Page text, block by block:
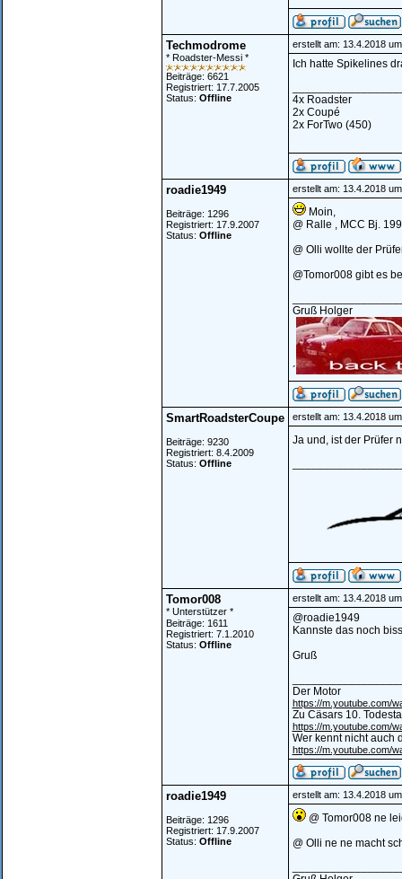
Techmodrome
* Roadster-Messi *
Beiträge: 6621
Registriert: 17.7.2005
Status: Offline
erstellt am: 13.4.2018
Ich hatte Spikelines
4x Roadster
2x Coupé
2x ForTwo (450)
roadie1949
Beiträge: 1296
Registriert: 17.9.2007
Status: Offline
erstellt am: 13.4.2018
Moin,
@ Ralle , MCC Bj.
@ Olli wollte der
@Tomor008 gibt es
Gruß Holger
´
SmartRoadsterCoupe
Beiträge: 9230
Registriert: 8.4.2009
Status: Offline
erstellt am: 13.4.2018
Ja und, ist der Prüfer
Tomor008
* Unterstützer *
Beiträge: 1611
Registriert: 7.1.2010
Status: Offline
erstellt am: 13.4.2018
@roadie1949
Kannste das noch
Gruß
Der Motor
https://m.youtube.com/
Zu Cäsars 10.
https://m.youtube.com/
Wer kennt nicht auch
https://m.youtube.com/
roadie1949
Beiträge: 1296
Registriert: 17.9.2007
Status: Offline
erstellt am: 13.4.2018
@ Tomor008 ne
@ Olli ne ne macht